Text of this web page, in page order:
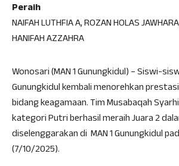
Peraih
NAIFAH LUTHFIA A, ROZAN HOLAS
HANIFAH AZZAHRA
Wonosari (MAN 1 Gunungkidul) – Siswi-
Gunungkidul kembali menorehkan
bidang keagamaan. Tim Musabaqah
kategori Putri berhasil meraih Juara 2
diselenggarakan di MAN 1 Gunungkidul
(7/10/2025).